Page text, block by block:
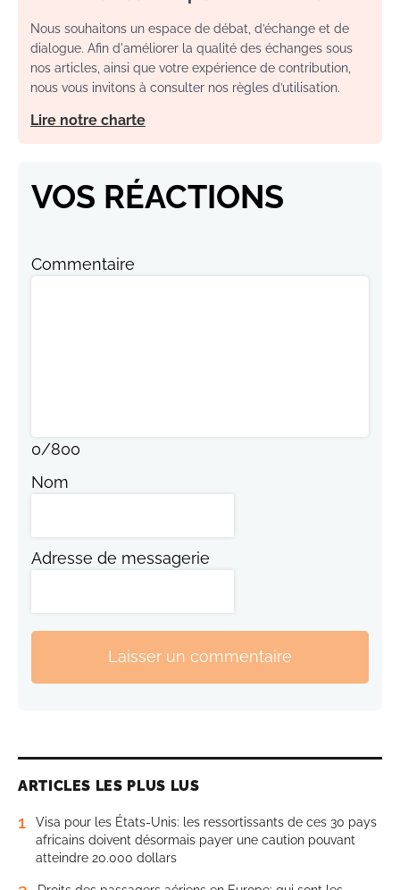
Nous souhaitons un espace de débat, d’échange et de
dialogue. Afin d'améliorer la qualité des échanges sous
nos articles, ainsi que votre expérience de contribution,
nous vous invitons à consulter nos règles d’utilisation.
Lire notre charte
VOS RÉACTIONS
Commentaire
0/800
Nom
Adresse de messagerie
Laisser un commentaire
ARTICLES LES PLUS LUS
1
Visa pour les États-Unis: les ressortissants de ces 30 pays
africains doivent désormais payer une caution pouvant
atteindre 20.000 dollars